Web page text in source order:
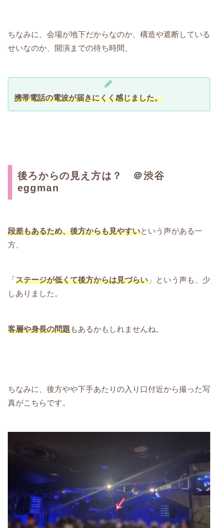
ちなみに、会場が地下だからなのか、構造や遮断している
せいなのか、開演までの待ち時間、
携帯電話の電波が届きにくく感じました。
後ろからの見え方は？ ＠渋谷
eggman
段差もあるため、後方からも見やすいという声がある一
方、
「 ステージが低くて後方からは見づらい 」という声も、少
しありました。
客層や身長の問題もあるかもしれませんね。
ちなみに、後方やや下手あたりの入り口付近から撮った写
真がこちらです。